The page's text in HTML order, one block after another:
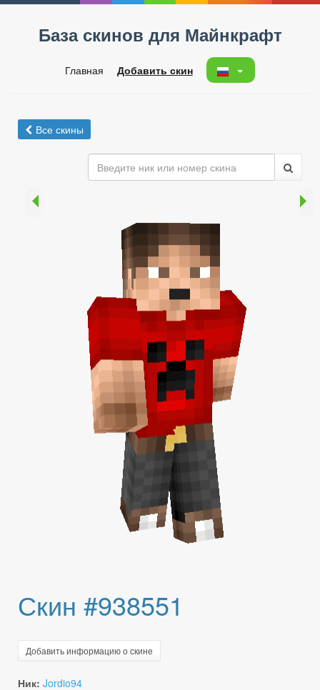
База скинов для Майнкрафт
Главная Добавить скин
Все скины
Скин #938551
Добавить информацию о скине
Ник: Jordio94